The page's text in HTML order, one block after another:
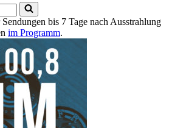
bis 7 Tage nach Ausstrahlung
im Programm.